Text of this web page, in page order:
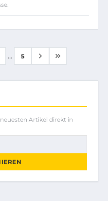
... 5
Artikel direkt in